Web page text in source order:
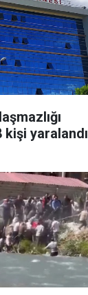
kişi yaralandı